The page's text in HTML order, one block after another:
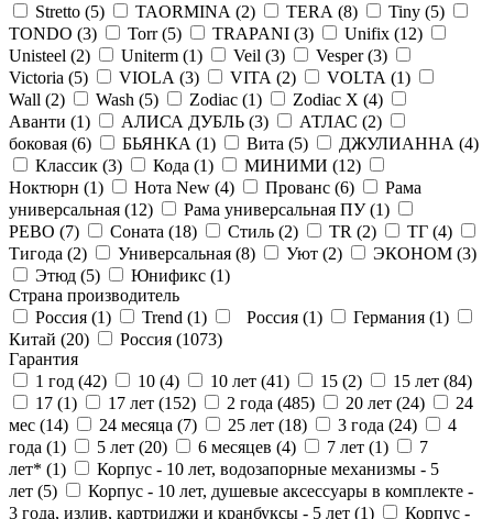
Stretto (5) TAORMINA (2) TERA (8) Tiny (5)
TONDO (3) Torr (5) TRAPANI (3) Unifix (12)
Unisteel (2) Uniterm (1) Veil (3) Vesper (3)
Victoria (5) VIOLA (3) VITA (2) VOLTA (1)
Wall (2) Wash (5) Zodiac (1) Zodiac X (4)
Аванти (1) АЛИСА ДУБЛЬ (3) АТЛАС (2)
боковая (6) БЬЯНКА (1) Вита (5) ДЖУЛИАННА (4)
Классик (3) Кода (1) МИНИМИ (12)
Ноктюрн (1) Нота New (4) Прованс (6)
Рама
универсальная (12) Рама универсальная ПУ (1)
РЕВО (7) Соната (18) Стиль (2) ТR (2) ТГ (4)
Тигода (2) Универсальная (8) Уют (2) ЭКОНОМ (3)
Этюд (5) Юнификс (1)
Страна производитель
Россия (1) Trend (1) Россия (1) Германия (1)
Китай (20) Россия (1073)
Гарантия
1 год (42) 10 (4) 10 лет (41) 15 (2) 15 лет (84)
17 (1) 17 лет (152) 2 года (485) 20 лет (24)
24
мес (14) 24 месяца (7) 25 лет (18) 3 года (24)
4
года (1) 5 лет (20) 6 месяцев (4) 7 лет (1)
7
лет* (1)
Корпус - 10 лет, водозапорные механизмы - 5
лет (5)
Корпус - 10 лет, душевые аксессуары в комплекте -
3 года, излив, картриджи и кранбуксы - 5 лет (1) Корпус -